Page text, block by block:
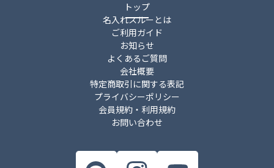
トップ
名入れスルーとは
ご利用ガイド
お知らせ
よくあるご質問
会社概要
特定商取引に関する表記
プライバシーポリシー
会員規約・利用規約
お問い合わせ